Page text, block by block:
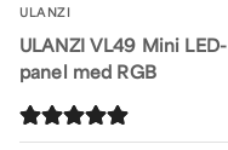
ULANZI
ULANZI VL49 Mini LED-
panel med RGB